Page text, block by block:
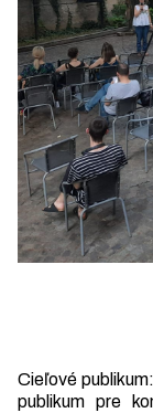
Cieľové
publikum pre